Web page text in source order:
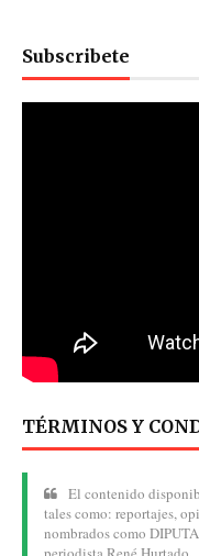
Subscribete
TÉRMINOS Y
El contenido
tales como: reportajes,
nombrados como